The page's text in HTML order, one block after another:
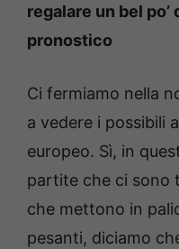
regalare un bel
pronostico
Ci fermiamo nella
a vedere i possibili
europeo. Sì, in
partite che ci sono
che mettono in
pesanti, diciamo